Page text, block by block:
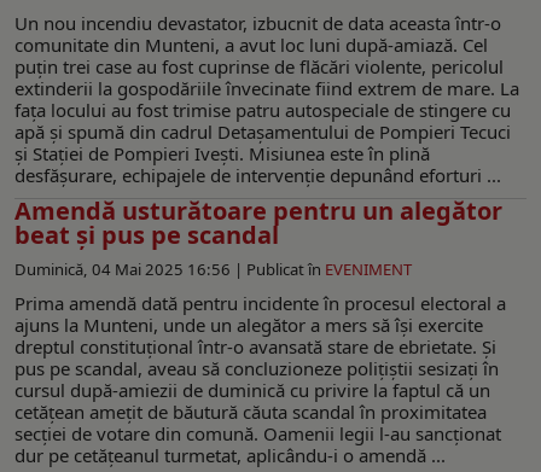
Un nou incendiu devastator, izbucnit de data aceasta într-o
comunitate din Munteni, a avut loc luni după-amiază. Cel
puțin trei case au fost cuprinse de flăcări violente, pericolul
extinderii la gospodăriile învecinate fiind extrem de mare. La
fața locului au fost trimise patru autospeciale de stingere cu
apă și spumă din cadrul Detașamentului de Pompieri Tecuci
și Stației de Pompieri Ivești. Misiunea este în plină
desfășurare, echipajele de intervenție depunând eforturi ...
Amendă usturătoare pentru un alegător
beat și pus pe scandal
Duminică, 04 Mai 2025 16:56 | Publicat în EVENIMENT
Prima amendă dată pentru incidente în procesul electoral a
ajuns la Munteni, unde un alegător a mers să își exercite
dreptul constituțional într-o avansată stare de ebrietate. Și
pus pe scandal, aveau să concluzioneze polițiștii sesizați în
cursul după-amiezii de duminică cu privire la faptul că un
cetățean amețit de băutură căuta scandal în proximitatea
secției de votare din comună. Oamenii legii l-au sancționat
dur pe cetățeanul turmetat, aplicându-i o amendă ...